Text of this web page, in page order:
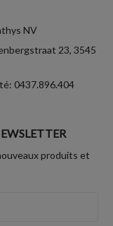
NV
23, 3545
0437.896.404
produits et